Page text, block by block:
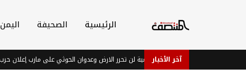
الرئيسية الصحيفة اليمن
آخر الأخبار
تصريحات الشرعية لن تحرر الارض وعدوان الحوثي على مارب إعلان حرب